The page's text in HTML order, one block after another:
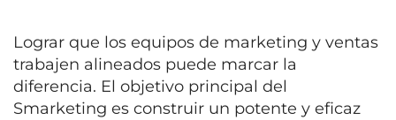
Lograr que los equipos de marketing y ventas
trabajen alineados puede marcar la
diferencia. El objetivo principal del
Smarketing es construir un potente y eficaz